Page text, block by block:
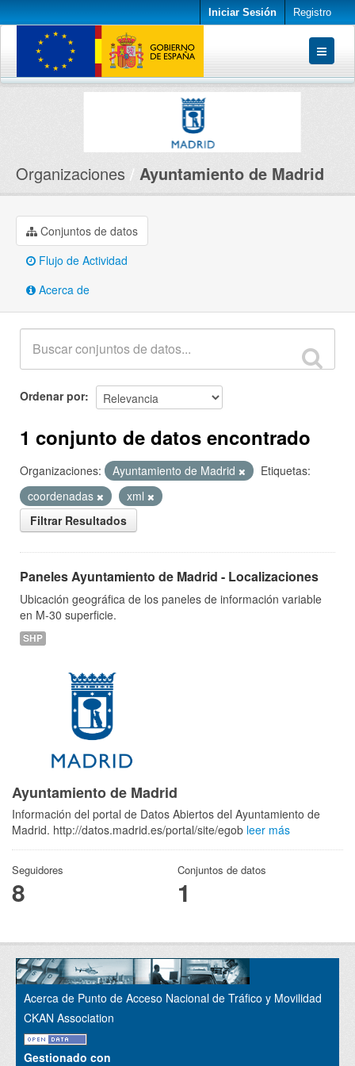
Iniciar Sesión Registro
Conjuntos de datos
Organizaciones Ayuntamiento de Madrid
Conjuntos de datos
Flujo de Actividad
Acerca de
Ordenar por
1 conjunto de datos encontrado
Organizaciones: Ayuntamiento de Madrid
Etiquetas:
coordenadas
xml
Filtrar Resultados
Paneles Ayuntamiento de Madrid - Localizaciones
Ubicación geográfica de los paneles de información variable
en M-30 superficie.
SHP
Ayuntamiento de Madrid
Información del portal de Datos Abiertos del Ayuntamiento de
Madrid. http://datos.madrid.es/portal/site/egob leer más
Seguidores
8
Conjuntos de datos
1
Acerca de Punto de Acceso Nacional de Tráfico y Movilidad
CKAN Association
Gestionado con